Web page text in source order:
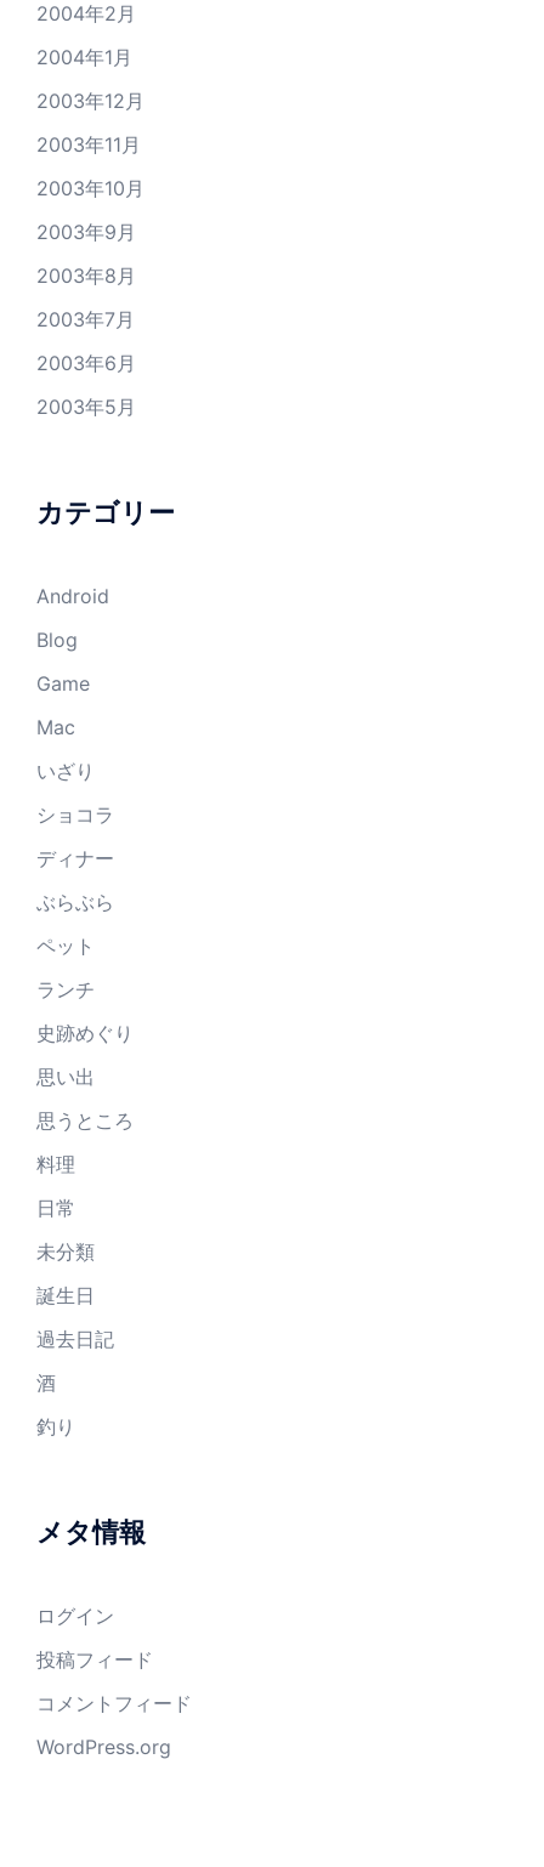
2004年2月
2004年1月
2003年12月
2003年11月
2003年10月
2003年9月
2003年8月
2003年7月
2003年6月
2003年5月
カテゴリー
Android
Blog
Game
Mac
いざり
ショコラ
ディナー
ぶらぶら
ペット
ランチ
史跡めぐり
思い出
思うところ
料理
日常
未分類
誕生日
過去日記
酒
釣り
メタ情報
ログイン
投稿フィード
コメントフィード
WordPress.org